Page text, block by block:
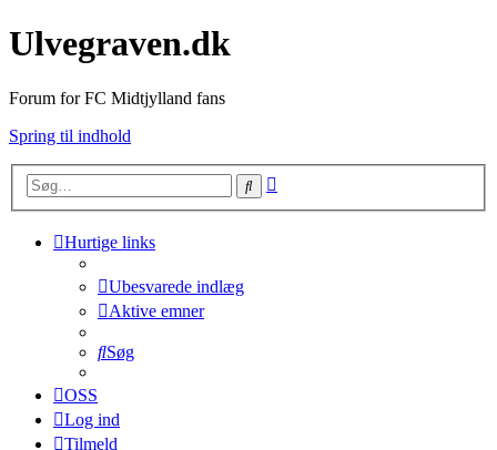
Ulvegraven.dk
Forum for FC Midtjylland fans
Spring til indhold
Søg
Hurtige links
Ubesvarede indlæg
Aktive emner
Søg
OSS
Log ind
Tilmeld